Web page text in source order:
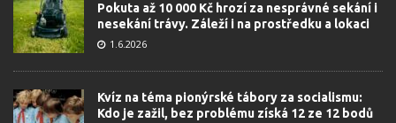
Pokuta až 10 000 Kč hrozí za nesprávné sekání i
nesekání trávy. Záleží i na prostředku a lokaci
1.6.2026
Kvíz na téma pionýrské tábory za socialismu:
Kdo je zažil, bez problému získá 12 ze 12 bodů